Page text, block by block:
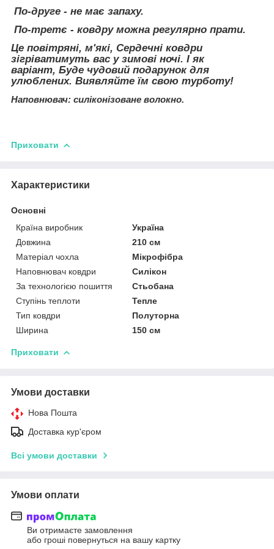
По-друге - не має запаху.
По-третє - ковдру можна регулярно прати.
Це повітряні, м'які, Сердечні ковдри
зігріватимуть вас у зимові ночі. І як
варіант, Буде чудовий подарунок для
улюблених. Виявляйте їм свою турботу!
Наповнювач: силіконізоване волокно.
Приховати
Характеристики
Основні
Країна виробник
Україна
Довжина
210 см
Матеріал чохла
Мікрофібра
Наповнювач ковдри
Силікон
За технологією пошиття
Стьобана
Ступінь теплоти
Тепле
Тип ковдри
Полуторна
Ширина
150 см
Приховати
Умови доставки
Нова Пошта
Доставка кур'єром
Всі умови доставки
Умови оплати
Ви отримаєте замовлення
або гроші повернуться на вашу картку